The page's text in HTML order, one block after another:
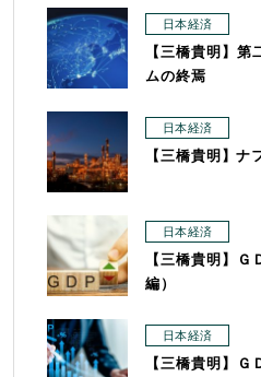
日本経済
【三橋貴明】
ムの終焉
日本経済
【三橋貴明】ナ
日本経済
【三橋貴明】Ｇ
編）
日本経済
【三橋貴明】Ｇ